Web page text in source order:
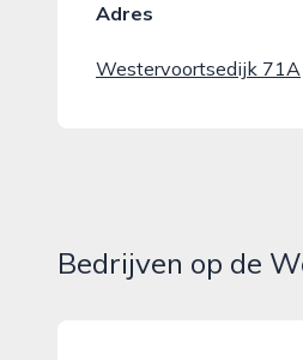
Adres
Westervoortsedijk 71A
Bedrijven op de